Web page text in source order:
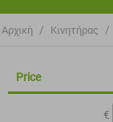
Αρχική / Κινητήρας /
Price
€